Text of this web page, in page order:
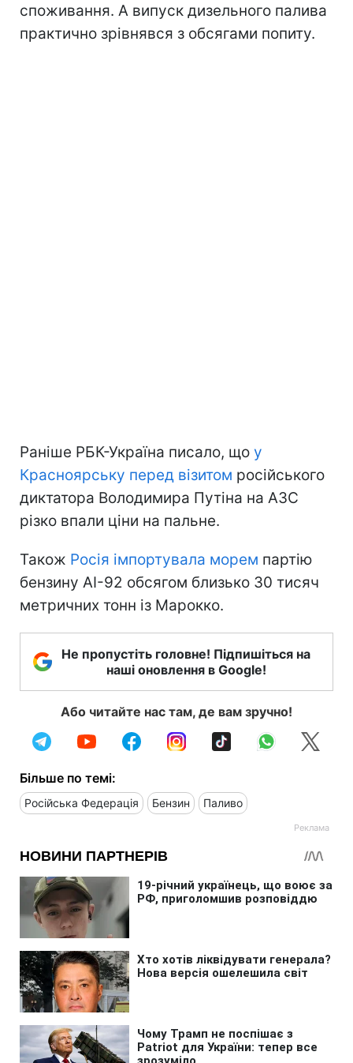
споживання. А випуск дизельного палива
практично зрівнявся з обсягами попиту.
Раніше РБК-Україна писало, що у
Красноярську перед візитом російського
диктатора Володимира Путіна на АЗС
різко впали ціни на пальне.
Також Росія імпортувала морем партію
бензину АІ-92 обсягом близько 30 тисяч
метричних тонн із Марокко.
Не пропустіть головне! Підпишіться на
наші оновлення в Google!
Або читайте нас там, де вам зручно!
Більше по темі:
Російська Федерація Бензин Паливо